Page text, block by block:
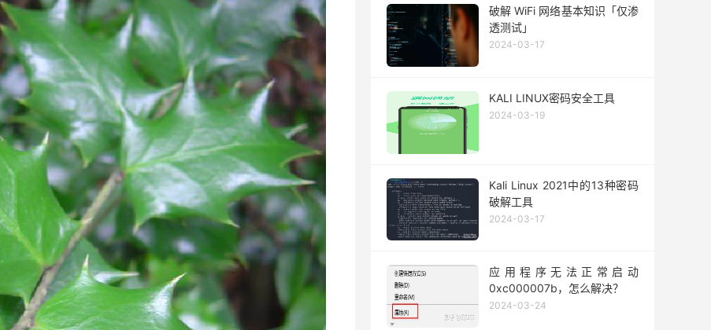
破解 WiFi 网络基本知识「仅渗
透测试」
2024-03-17
KALI LINUX密码安全工具
2024-03-19
Kali Linux 2021中的13种密码
破解工具
2024-03-17
应用程序无法正常启动
0xc000007b，怎么解决？
2024-03-24